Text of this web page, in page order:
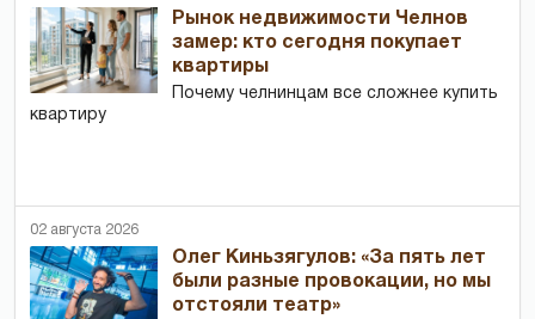
Рынок недвижимости Челнов
замер: кто сегодня покупает
квартиры
Почему челнинцам все сложнее купить
квартиру
02 августа 2026
Олег Киньзягулов: «За пять лет
были разные провокации, но мы
отстояли театр»